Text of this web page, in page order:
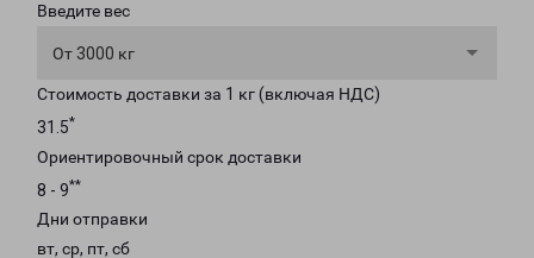
Введите вес
От 3000 кг
Стоимость доставки за 1 кг (включая НДС)
31.5*
Ориентировочный срок доставки
8 - 9**
Дни отправки
вт, ср, пт, сб